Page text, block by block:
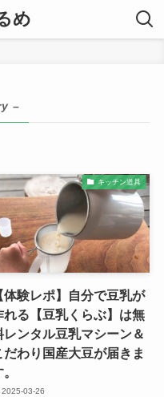
め
–
キッチン道具
体験レポ】自分で豆乳が
れる【豆乳くらぶ】は無
レンタル豆乳マシーン＆
だわり国産大豆が届きま
2025-03-26